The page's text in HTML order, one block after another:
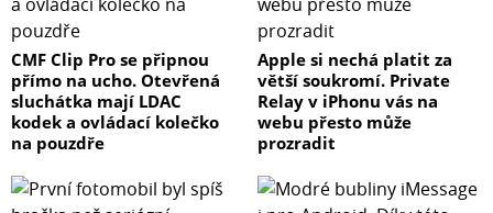
CMF Clip Pro se připnou
přímo na ucho. Otevřená
sluchátka mají LDAC
kodek a ovládací kolečko
na pouzdře
Apple si nechá platit za
větší soukromí. Private
Relay v iPhonu vás na
webu přesto může
prozradit